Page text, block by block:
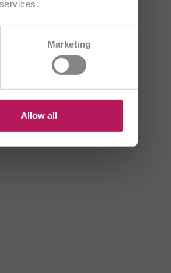
Marketing
Allow all
CH/FR
HU
US